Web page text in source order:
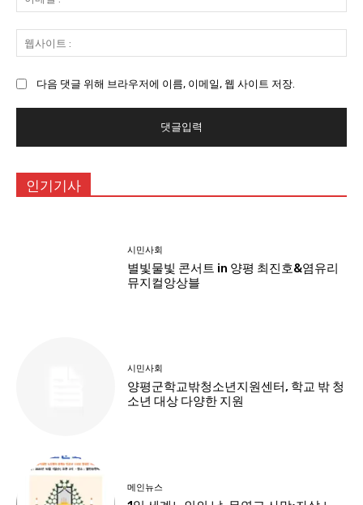
메
일
사
:
다음 댓글 위해 브라우저에 이름, 이메일, 웹 사이트 저장.
인기기사
시민사회
별빛물빛 콘서트 in 양평 최진호&염유리
뮤지컬앙상블
시민사회
양평군학교밖청소년지원센터, 학교 밖 청
소년 대상 다양한 지원
메인뉴스